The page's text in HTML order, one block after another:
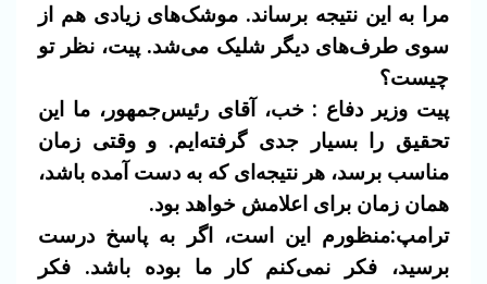
مرا به این نتیجه برساند. موشک‌های زیادی هم از
سوی طرف‌های دیگر شلیک می‌شد. پیت، نظر تو
چیست؟
پیت وزیر دفاع : خب، آقای رئیس‌جمهور، ما این
تحقیق را بسیار جدی گرفته‌ایم. و وقتی زمان
مناسب برسد، هر نتیجه‌ای که به دست آمده باشد،
همان زمان برای اعلامش خواهد بود.
ترامپ:منظورم این است، اگر به پاسخ درست
برسید، فکر نمی‌کنم کار ما بوده باشد. فکر